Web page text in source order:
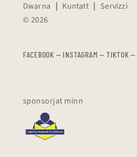
Dwarna | Kuntatt | Servizzi
© 2026
FACEBOOK — INSTAGRAM — TIKTOK —
sponsorjat minn